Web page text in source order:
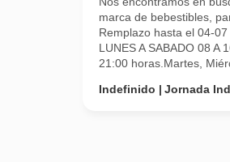
marca de bebestibles,
Remplazo hasta el 04-
LUNES A SABADO 08 A
21:00 horas.Martes,
Indefinido
Jornada